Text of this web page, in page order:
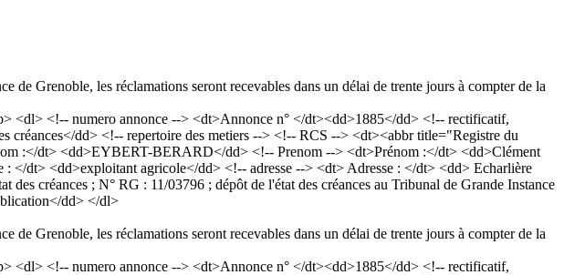
de Grenoble, les réclamations seront recevables dans un délai de trente jours à compter de la
<dl> <!-- numero annonce --> <dt>Annonce n° </dt><dd>1885</dd> <!-- rectificatif,
dd> <!-- repertoire des metiers --> <!-- RCS --> <dt><abbr title="Registre du
:</dt> <dd>EYBERT-BERARD</dd> <!-- Prenom --> <dt>Prénom :</dt> <dd>Clément
dt> <dd>exploitant agricole</dd> <!-- adresse --> <dt> Adresse : </dt> <dd> Echarlière
créances ; N° RG : 11/03796 ; dépôt de l'état des créances au Tribunal de Grande Instance
dd> </dl>
de Grenoble, les réclamations seront recevables dans un délai de trente jours à compter de la
<dl> <!-- numero annonce --> <dt>Annonce n° </dt><dd>1885</dd> <!-- rectificatif,